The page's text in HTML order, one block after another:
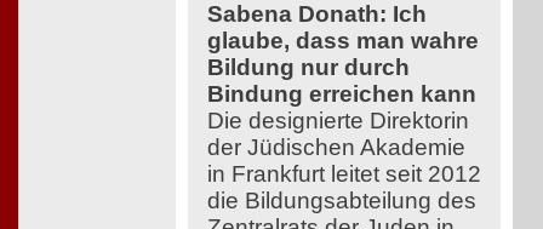
Sabena Donath: Ich
glaube, dass man wahre
Bildung nur durch
Bindung erreichen kann
Die designierte Direktorin
der Jüdischen Akademie
in Frankfurt leitet seit 2012
die Bildungsabteilung des